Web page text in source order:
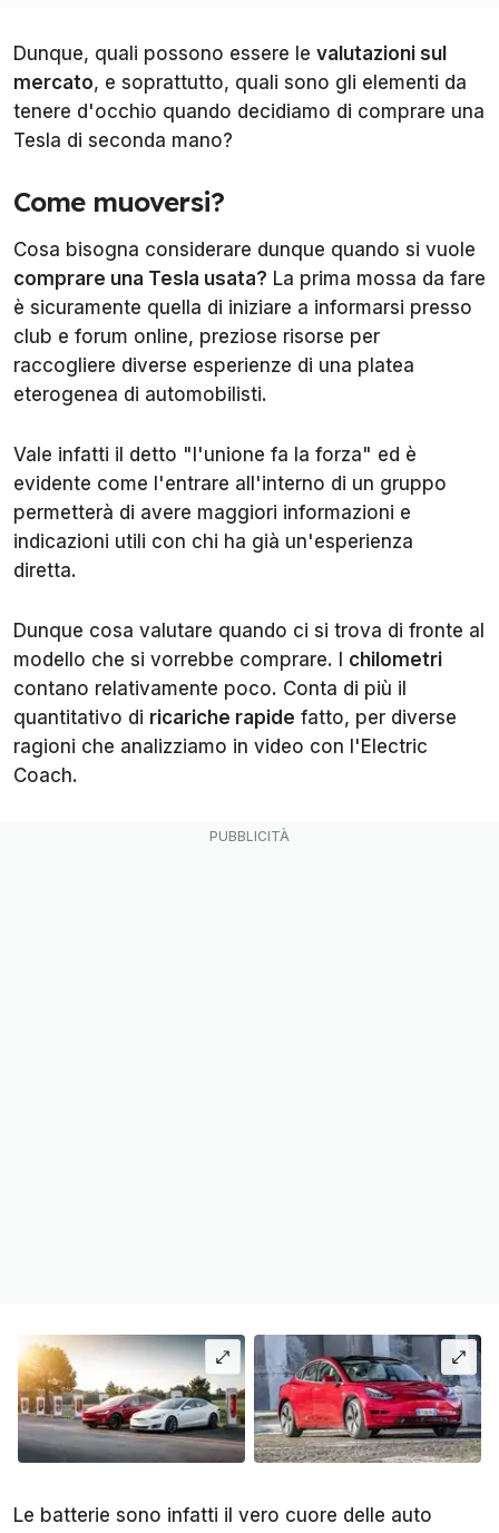
Dunque, quali possono essere le valutazioni sul
mercato, e soprattutto, quali sono gli elementi da
tenere d'occhio quando decidiamo di comprare una
Tesla di seconda mano?
Come muoversi?
Cosa bisogna considerare dunque quando si vuole
comprare una Tesla usata? La prima mossa da fare
è sicuramente quella di iniziare a informarsi presso
club e forum online, preziose risorse per
raccogliere diverse esperienze di una platea
eterogenea di automobilisti.
Vale infatti il detto "l'unione fa la forza" ed è
evidente come l'entrare all'interno di un gruppo
permetterà di avere maggiori informazioni e
indicazioni utili con chi ha già un'esperienza
diretta.
Dunque cosa valutare quando ci si trova di fronte al
modello che si vorrebbe comprare. I chilometri
contano relativamente poco. Conta di più il
quantitativo di ricariche rapide fatto, per diverse
ragioni che analizziamo in video con l'Electric
Coach.
Le batterie sono infatti il vero cuore delle auto